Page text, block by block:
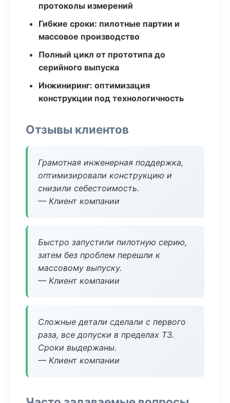
протоколы измерений
Гибкие сроки: пилотные партии и
массовое производство
Полный цикл от прототипа до
серийного выпуска
Инжиниринг: оптимизация
конструкции под технологичность
Отзывы клиентов
Грамотная инженерная поддержка,
оптимизировали конструкцию и
снизили себестоимость.
— Клиент компании
Быстро запустили пилотную серию,
затем без проблем перешли к
массовому выпуску.
— Клиент компании
Сложные детали сделали с первого
раза, все допуски в пределах ТЗ.
Сроки выдержаны.
— Клиент компании